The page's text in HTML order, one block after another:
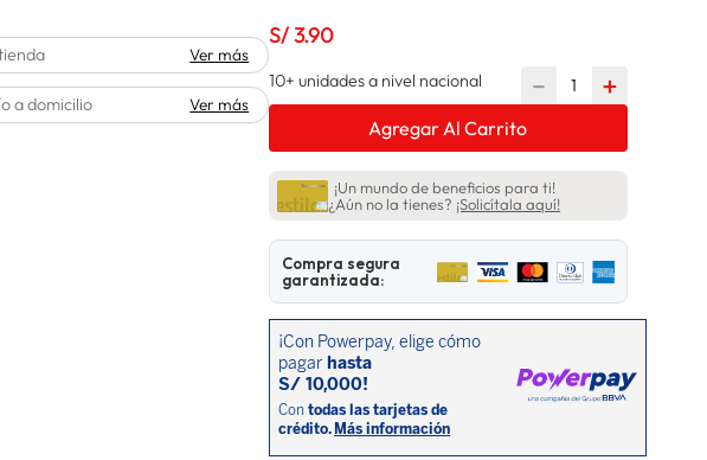
Ver más
a domicilio Ver más
S/3.90
10+ unidades a nivel nacional ＋
－
Agregar Al Carrito
¡Un mundo de beneficios para ti!
¿Aún no la tienes? ¡Solicítala aquí!
Compra segura
garantizada: